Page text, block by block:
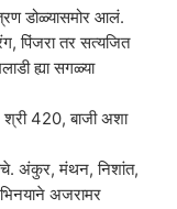
डोळ्यासमोर आलं.
पिंजरा तर सत्यजित
ह्या सगळ्या
श्री 420, बाजी अशा
अंकुर, मंथन, निशांत,
अजरामर